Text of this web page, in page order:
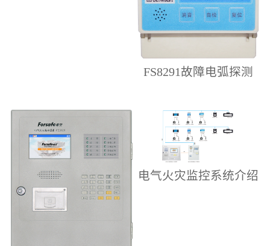
FS8291故障电弧探测
电气火灾监控系统介绍